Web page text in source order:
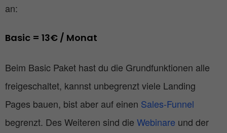
an:
Basic = 13€ / Monat
Beim Basic Paket hast du die Grundfunktionen alle
freigeschaltet, kannst unbegrenzt viele Landing
Pages bauen, bist aber auf einen Sales-Funnel
begrenzt. Des Weiteren sind die Webinare und der